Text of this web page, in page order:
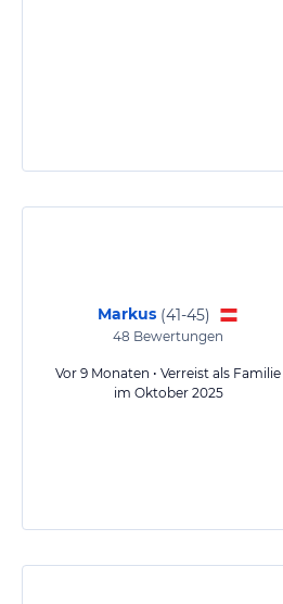
Markus (41-45)
48 Bewertungen
Vor 9 Monaten • Verreist als Familie
im Oktober 2025